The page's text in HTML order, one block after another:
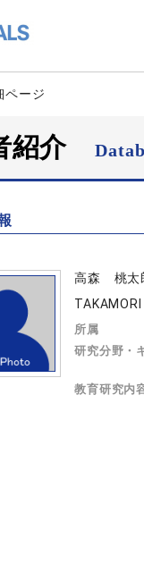
ページ
紹介
高森 桃太
所属
研究分野・
教育研究内